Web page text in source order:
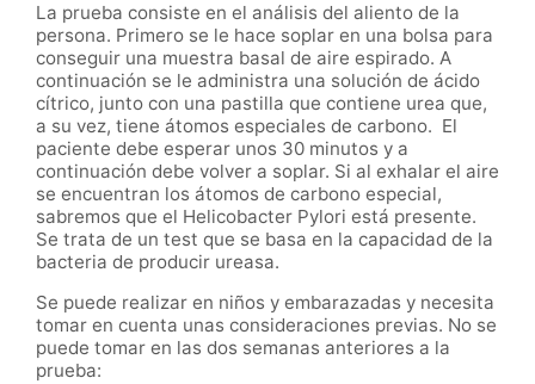
La prueba consiste en el análisis del aliento de la
persona. Primero se le hace soplar en una bolsa para
conseguir una muestra basal de aire espirado. A
continuación se le administra una solución de ácido
cítrico, junto con una pastilla que contiene urea que,
a su vez, tiene átomos especiales de carbono. El
paciente debe esperar unos 30 minutos y a
continuación debe volver a soplar. Si al exhalar el aire
se encuentran los átomos de carbono especial,
sabremos que el Helicobacter Pylori está presente.
Se trata de un test que se basa en la capacidad de la
bacteria de producir ureasa.
Se puede realizar en niños y embarazadas y necesita
tomar en cuenta unas consideraciones previas. No se
puede tomar en las dos semanas anteriores a la
prueba: